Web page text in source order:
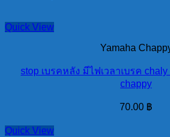
Quick View
Yamaha
stop เบรคหลัง มีไฟเวลาเบรค
chappy
70.00 ฿
Quick View